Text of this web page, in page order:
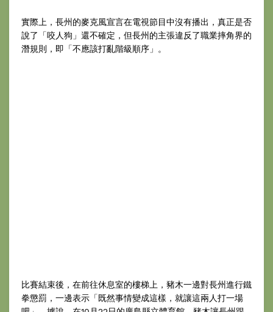
實際上，長州的麥克風宣言在電視節目中沒有播出，真正是否
說了「咬人狗」還不確定，但長州的主張違反了職業摔角界的
潛規則，即「不應該打亂階級順序」。
比賽結束後，在前往休息室的樓梯上，豬木一邊對長州進行鐵
拳懲罰，一邊表示「既然事情變成這樣，就讓這兩人打一場